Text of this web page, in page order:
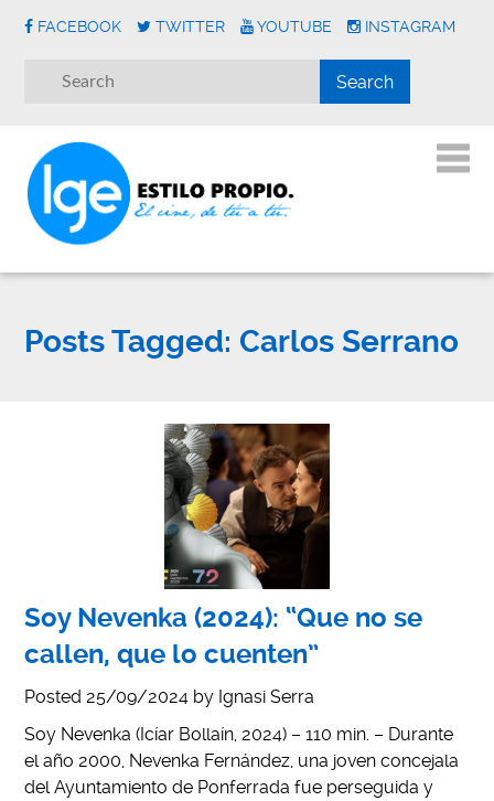
FACEBOOK TWITTER YOUTUBE INSTAGRAM
Posts Tagged: Carlos Serrano
Soy Nevenka (2024): “Que no se
callen, que lo cuenten”
Posted 25/09/2024 by Ignasi Serra
Soy Nevenka (Icíar Bollaín, 2024) – 110 min. – Durante
el año 2000, Nevenka Fernández, una joven concejala
del Ayuntamiento de Ponferrada fue perseguida y